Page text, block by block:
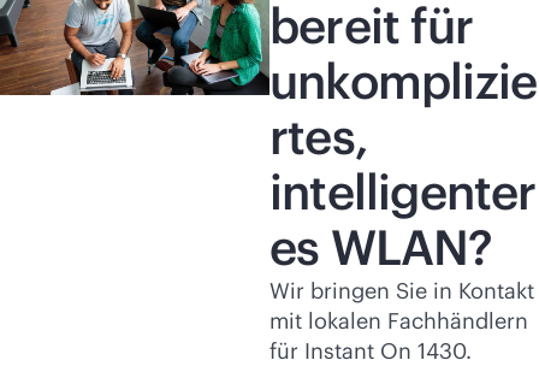
bereit für
unkomplizie
rtes,
intelligenter
es WLAN?
Wir bringen Sie in Kontakt
mit lokalen Fachhändlern
für Instant On 1430.